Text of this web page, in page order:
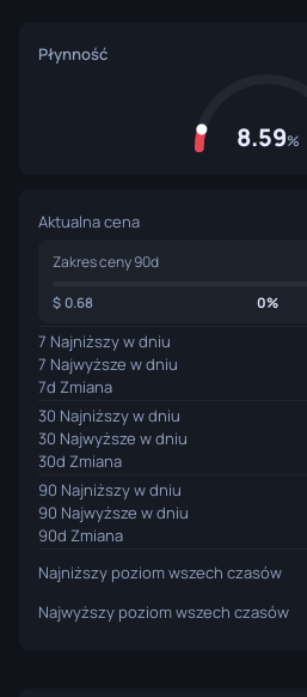
Płynność
8.59%
Aktualna cena
Zakres ceny 90d
0.68 0%
7 Najniższy w dniu
7 Najwyższe w dniu
7d Zmiana
30 Najniższy w dniu
30 Najwyższe w dniu
30d Zmiana
90 Najniższy w dniu
90 Najwyższe w dniu
90d Zmiana
Najniższy poziom wszech czasów
Najwyższy poziom wszech czasów